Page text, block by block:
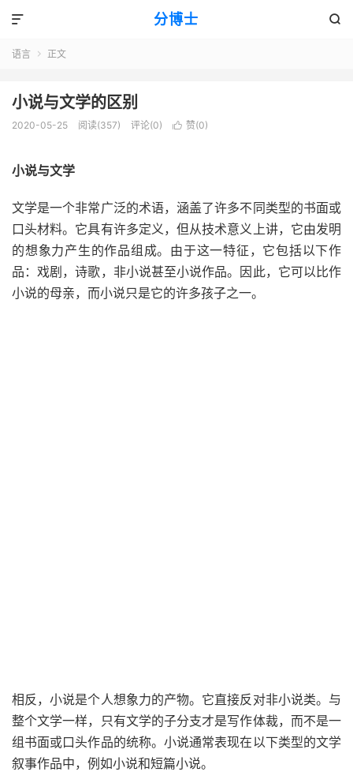
分博士 

语言  正文
小说与文学的区别
2020-05-25 阅读(357) 评论(0)  赞(0)
小说与文学
文学是一个非常广泛的术语，涵盖了许多不同类型的书面或
口头材料。它具有许多定义，但从技术意义上讲，它由发明
的想象力产生的作品组成。由于这一特征，它包括以下作
品：戏剧，诗歌，非小说甚至小说作品。因此，它可以比作
小说的母亲，而小说只是它的许多孩子之一。
相反，小说是个人想象力的产物。它直接反对非小说类。与
整个文学一样，只有文学的子分支才是写作体裁，而不是一
组书面或口头作品的统称。小说通常表现在以下类型的文学
叙事作品中，例如小说和短篇小说。